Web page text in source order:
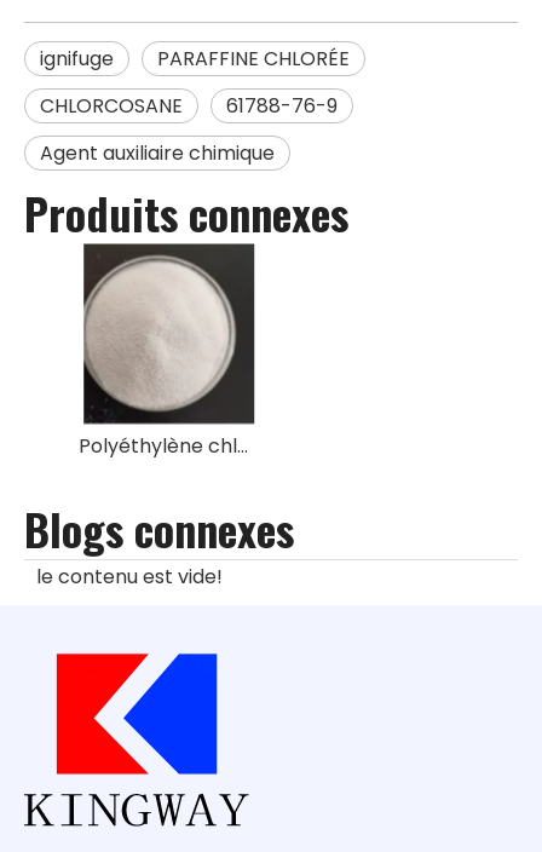
ignifuge
PARAFFINE CHLORÉE
CHLORCOSANE
61788-76-9
Agent auxiliaire chimique
Produits connexes
Polyéthylène chloré ignifuge CPE
Blogs connexes
le contenu est vide!